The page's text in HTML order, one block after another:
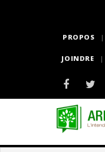
PROPOS
JOINDRE